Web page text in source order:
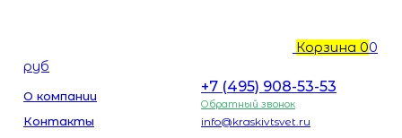
Корзина 00
руб
О компании
Контакты
+7 (495) 908-53-53
Обратный звонок
info@kraskivtsvet.ru